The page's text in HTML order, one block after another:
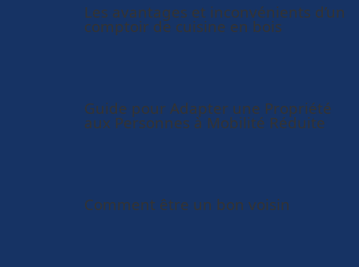
Les avantages et inconvénients d’un
comptoir de cuisine en bois
Guide pour Adapter une Propriété
aux Personnes à Mobilité Réduite
Comment être un bon voisin